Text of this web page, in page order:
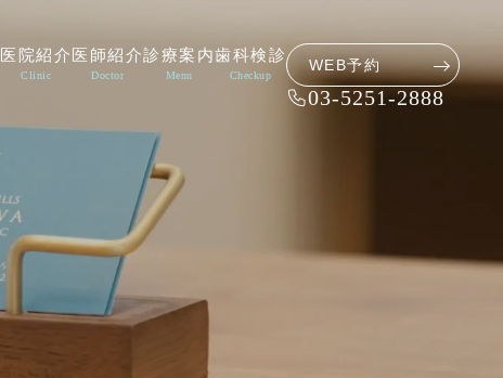
医院紹介
Clinic
医師紹介
Doctor
診療案内
Menu
歯科検診
Checkup
WEB予約
03-5251-2888